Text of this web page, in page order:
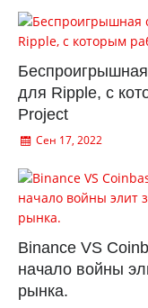
для Ripple, с
Project
Сен 17, 2022
Binance VS
начало войны
рынка.